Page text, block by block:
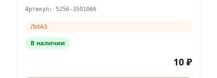
Артикул: 5256-3501066
ЛИАЗ
В наличии
10 ₽